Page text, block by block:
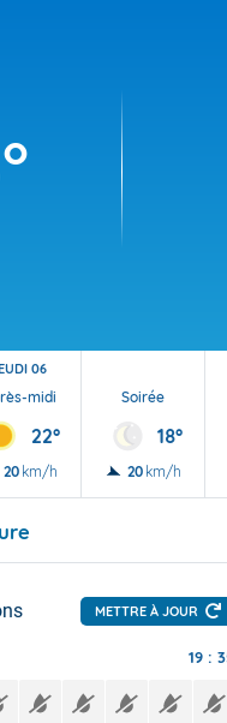
06
midi
22°
20 km/h
Soirée
18°
20 km/h
METTRE À JOUR
19 :